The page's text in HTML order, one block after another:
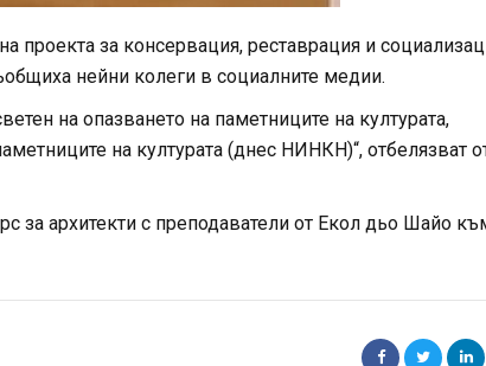
проекта за консервация, реставрация и
нейни колеги в социалните медии.
на опазването на паметниците на културата,
на културата (днес НИНКН)“, отбелязват
за архитекти с преподаватели от Екол дьо Шайо